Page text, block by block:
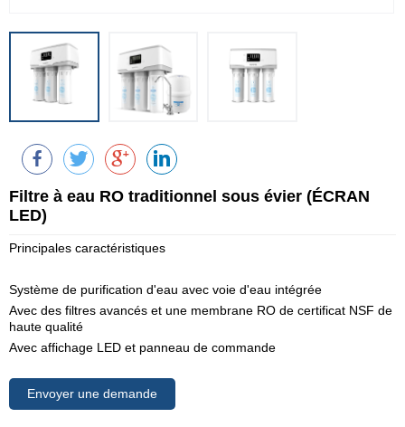
Filtre à eau RO traditionnel sous évier (ÉCRAN
LED)
Principales caractéristiques
Système de purification d'eau avec voie d'eau intégrée
Avec des filtres avancés et une membrane RO de certificat NSF de
haute qualité
Avec affichage LED et panneau de commande
Envoyer une demande